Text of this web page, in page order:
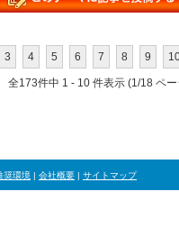
3 4 5 6 7 8 9
全173件中 1 - 10 件表示 (1/18 ペ
奨環境 | 会社概要 | サイトマップ